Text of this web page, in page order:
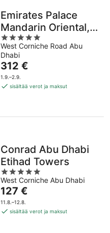
Emirates Palace
Mandarin Oriental,
Abu Dhabi
5
out
of
5
West Corniche Road Abu
Dhabi
Hinta
on
312 €
312 €
1.9.–2.9.
sisältää verot ja maksut
Conrad Abu Dhabi
Etihad Towers
5
out
of
5
West Corniche Abu Dhabi
Hinta
on
127 €
127 €
11.8.–12.8.
sisältää verot ja maksut